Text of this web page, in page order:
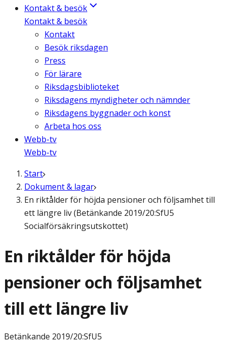
Kontakt & besök
Kontakt & besök
Kontakt
Besök riksdagen
Press
För lärare
Riksdagsbiblioteket
Riksdagens myndigheter och nämnder
Riksdagens byggnader och konst
Arbeta hos oss
Webb-tv
Webb-tv
Start
Dokument & lagar
En riktålder för höjda pensioner och följsamhet till
ett längre liv (Betänkande 2019/20:SfU5
Socialförsäkringsutskottet)
En riktålder för höjda
pensioner och följsamhet
till ett längre liv
Betänkande 2019/20:SfU5